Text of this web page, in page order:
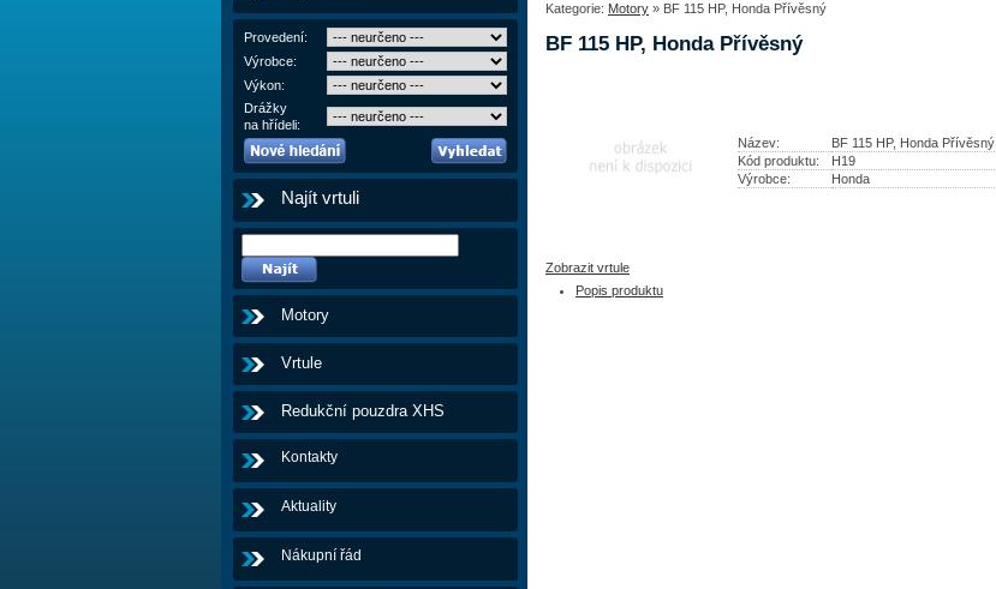
Provedení:
Výrobce:
Výkon:
Drážky
na hřídeli:
Najít vrtuli
Motory
Vrtule
Redukční pouzdra XHS
Kontakty
Aktuality
Nákupní řád
Kategorie: Motory » BF 115 HP, Honda Přívěsný
BF 115 HP, Honda Přívěsný
Název:
BF 115 HP, Honda Přívěsný
Kód produktu:
H19
Výrobce:
Honda
Zobrazit vrtule
Popis produktu